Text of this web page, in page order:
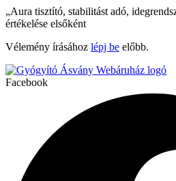
„Aura tisztító, stabilitást adó,
értékelése elsőként
Vélemény írásához lépj be előbb.
Facebook